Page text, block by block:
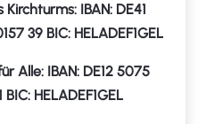
IBAN: DE41
39 BIC: HELADEF1GEL
Alle: IBAN: DE12 5075
HELADEF1GEL